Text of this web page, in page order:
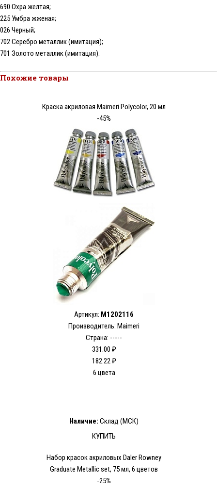
690 Охра желтая;
225 Умбра жженая;
026 Черный;
702 Серебро металлик (имитация);
701 Золото металлик (имитация).
Похожие товары
Краска акриловая Maimeri Polycolor, 20 мл
-45%
Артикул: M1202116
Производитель: Maimeri
Страна: -----
331.00 ₽
182.22 ₽
6 цвета
Наличие: Склад (МСК)
КУПИТЬ
Набор красок акриловых Daler Rowney
Graduate Metallic set, 75 мл, 6 цветов
-25%